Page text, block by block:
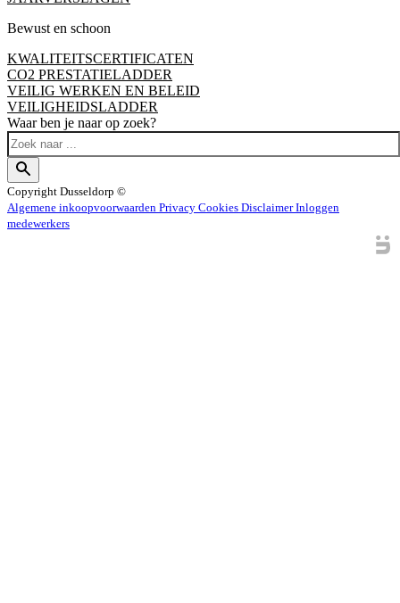
Bewust en schoon
KWALITEITSCERTIFICATEN
CO2 PRESTATIELADDER
VEILIG WERKEN EN BELEID
VEILIGHEIDSLADDER
Waar ben je naar op zoek?
Copyright Dusseldorp ©
Algemene inkoopvoorwaarden Privacy Cookies DisclaimerInloggen
medewerkers